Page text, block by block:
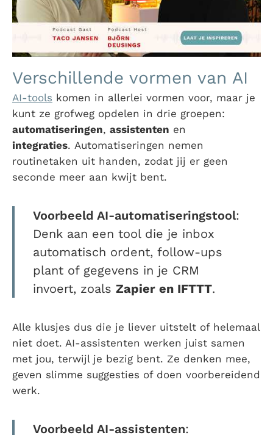
Verschillende vormen van AI
AI-tools komen in allerlei vormen voor, maar je
kunt ze grofweg opdelen in drie groepen:
automatiseringen, assistenten en
integraties. Automatiseringen nemen
routinetaken uit handen, zodat jij er geen
seconde meer aan kwijt bent.
Voorbeeld AI-automatiseringstool:
Denk aan een tool die je inbox
automatisch ordent, follow-ups
plant of gegevens in je CRM
invoert, zoals Zapier en IFTTT.
Alle klusjes dus die je liever uitstelt of helemaal
niet doet. AI-assistenten werken juist samen
met jou, terwijl je bezig bent. Ze denken mee,
geven slimme suggesties of doen voorbereidend
werk.
Voorbeeld AI-assistenten: